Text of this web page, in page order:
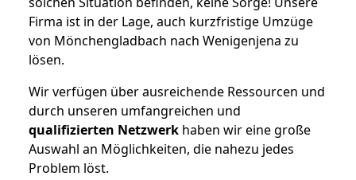
Firma ist in der Lage, auch kurzfristige Umzüge
von Mönchengladbach nach Wenigenjena zu
lösen.
Wir verfügen über ausreichende Ressourcen und
durch unseren umfangreichen und
qualifizierten Netzwerk haben wir eine große
Auswahl an Möglichkeiten, die nahezu jedes
Problem löst.